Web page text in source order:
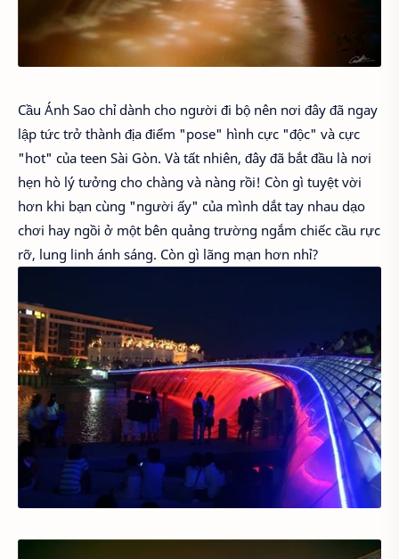
Cầu Ánh Sao chỉ dành cho người đi bộ nên nơi đây đã ngay
lập tức trở thành địa điểm "pose" hình cực "độc" và cực
"hot" của teen Sài Gòn. Và tất nhiên, đây đã bắt đầu là nơi
hẹn hò lý tưởng cho chàng và nàng rồi! Còn gì tuyệt vời
hơn khi bạn cùng "người ấy" của mình dắt tay nhau dạo
chơi hay ngồi ở một bên quảng trường ngắm chiếc cầu rực
rỡ, lung linh ánh sáng. Còn gì lãng mạn hơn nhỉ?